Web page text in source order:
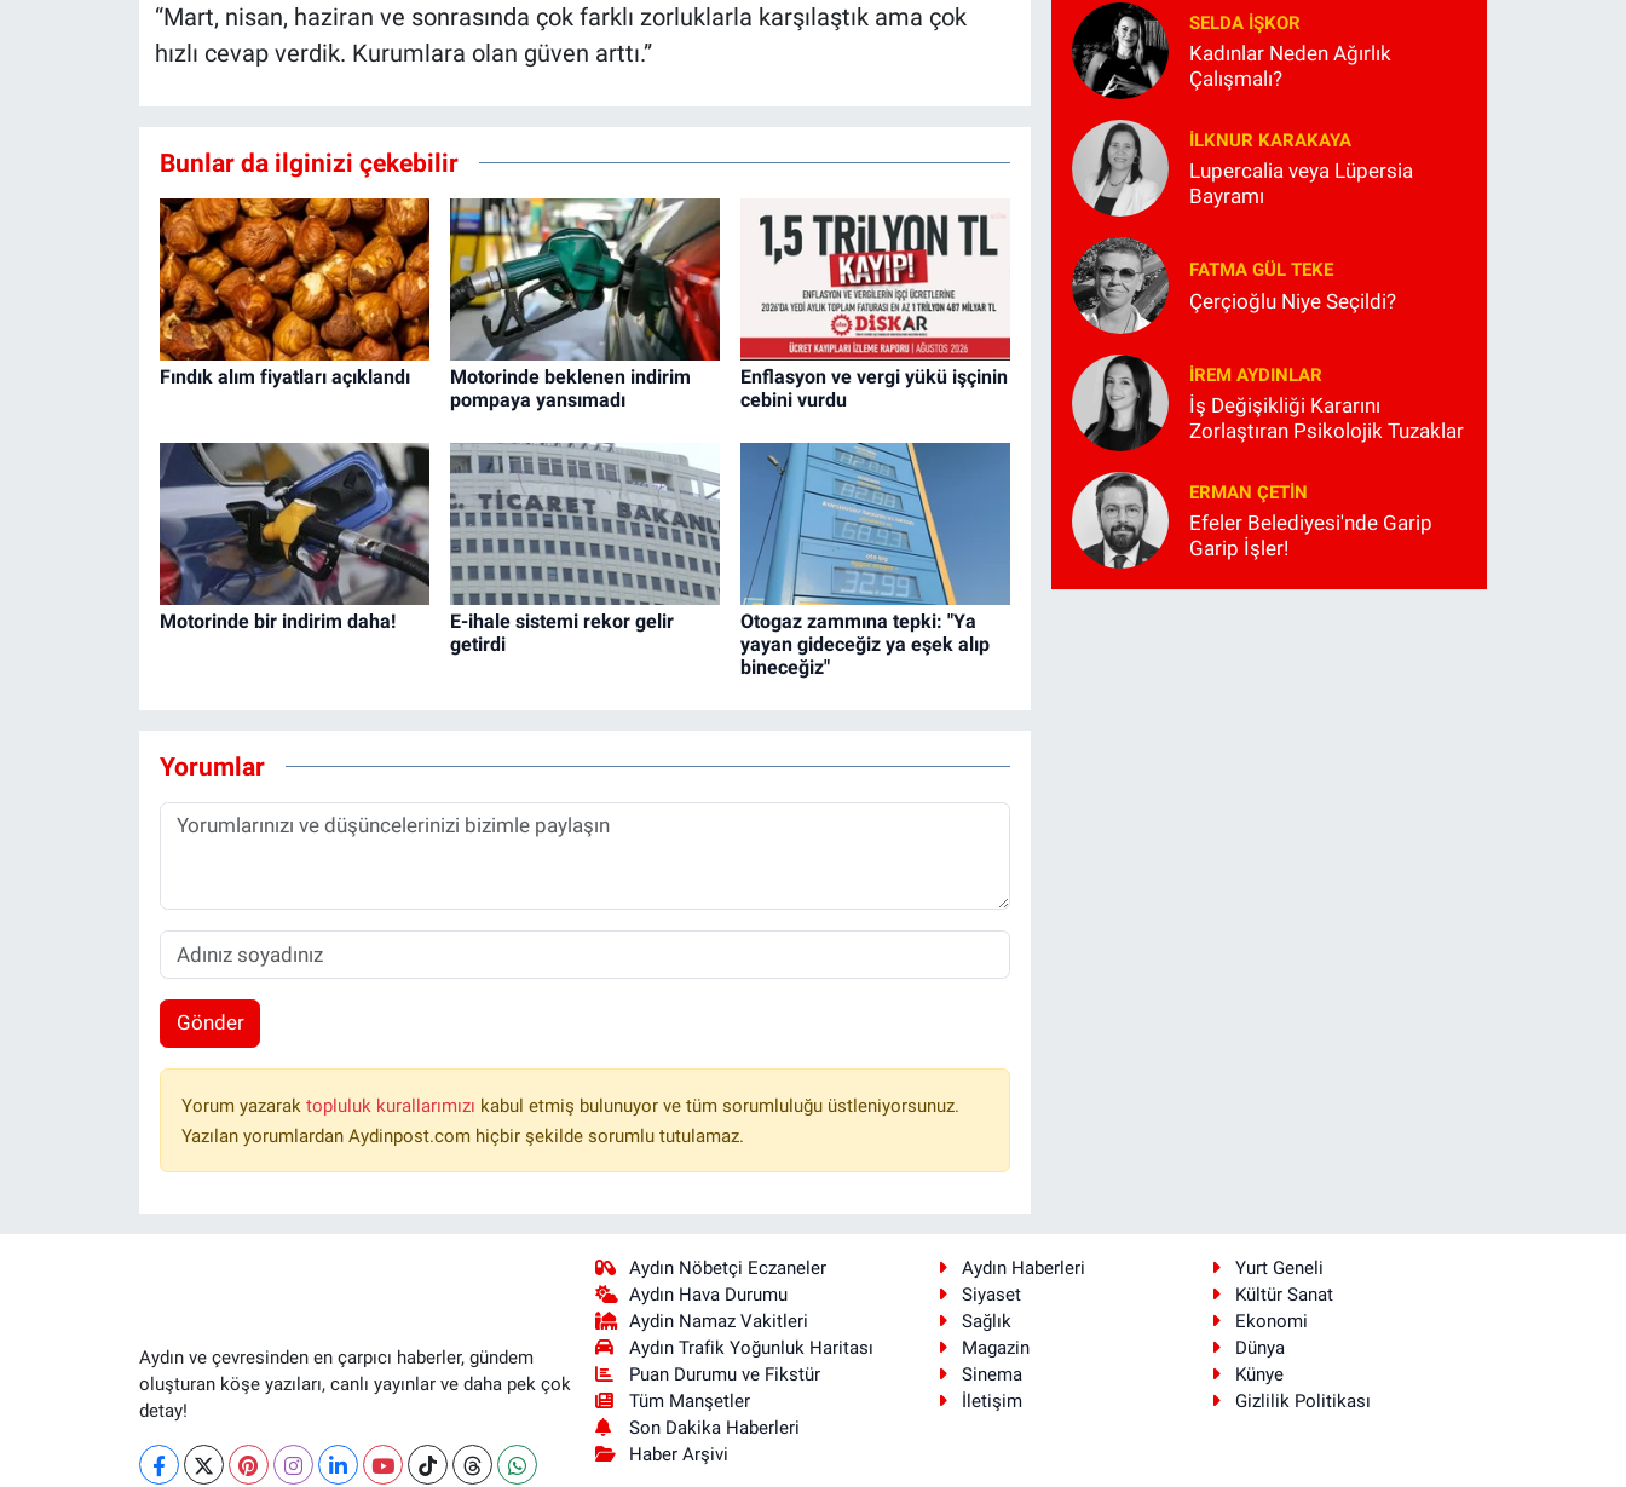
“Mart, nisan, haziran ve sonrasında çok farklı zorluklarla karşılaştık ama çok
hızlı cevap verdik. Kurumlara olan güven arttı.”
Bunlar da ilginizi çekebilir
Fındık alım fiyatları açıklandı
Motorinde beklenen indirim
pompaya yansımadı
Enflasyon ve vergi yükü işçinin
cebini vurdu
Motorinde bir indirim daha!
E-ihale sistemi rekor gelir
getirdi
Otogaz zammına tepki: "Ya
yayan gideceğiz ya eşek alıp
bineceğiz"
Yorumlar
Gönder
Yorum yazarak topluluk kurallarımızı kabul etmiş bulunuyor ve tüm sorumluluğu üstleniyorsunuz.
Yazılan yorumlardan Aydinpost.com hiçbir şekilde sorumlu tutulamaz.
SELDA İŞKOR
Kadınlar Neden Ağırlık
Çalışmalı?
İLKNUR KARAKAYA
Lupercalia veya Lüpersia
Bayramı
FATMA GÜL TEKE
Çerçioğlu Niye Seçildi?
İREM AYDINLAR
İş Değişikliği Kararını
Zorlaştıran Psikolojik Tuzaklar
ERMAN ÇETIN
Efeler Belediyesi'nde Garip
Garip İşler!
Aydın ve çevresinden en çarpıcı haberler, gündem
oluşturan köşe yazıları, canlı yayınlar ve daha pek çok
detay!
Aydın Nöbetçi Eczaneler
Aydın Hava Durumu
Aydin Namaz Vakitleri
Aydın Trafik Yoğunluk Haritası
Puan Durumu ve Fikstür
Tüm Manşetler
Son Dakika Haberleri
Haber Arşivi
Aydın Haberleri
Yurt Geneli
Siyaset
Kültür Sanat
Sağlık
Ekonomi
Magazin
Dünya
Sinema
Künye
İletişim
Gizlilik Politikası